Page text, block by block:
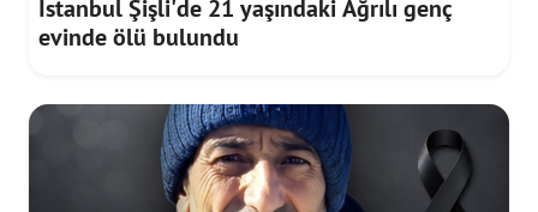
İstanbul Şişli'de 21 yaşındaki Ağrılı genç
evinde ölü bulundu